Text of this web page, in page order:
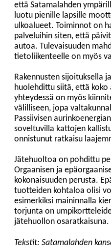
että Satamalahden
luotu pienille lapsille
ulkoalueet. Toiminnot on
palveluihin siten, että
autoa. Tulevaisuuden
tietoliikenteelle on myös
Rakennusten sijoituksella
huolehdittu siitä, että koko
yhteydessä on myös
välilliseen, jopa
Passiivisen
soveltuvilla kattojen
onnistunut ratkaisu
Jätehuoltoa on pohdittu
Orgaanisen ja
kokonaisuuden perusta.
tuotteiden kohtaloa olisi
esimerkiksi maininnalla
torjunta on
jätehuollon
Tekstit: Satamalahden